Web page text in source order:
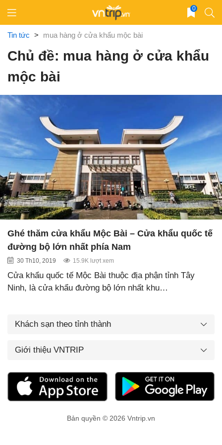
content
0
Tin tức > mua hàng ở cửa khẩu mộc bài
Chủ đề: mua hàng ở cửa khẩu
mộc bài
Ghé thăm cửa khẩu Mộc Bài – Cửa khẩu quốc tế
đường bộ lớn nhất phía Nam
30 Th10, 2019 15.9K lượt xem
Cửa khẩu quốc tế Mộc Bài thuộc địa phận tỉnh Tây
Ninh, là cửa khẩu đường bộ lớn nhất khu…
Khách sạn theo tỉnh thành
Giới thiệu VNTRIP
Bản quyền © 2026 Vntrip.vn